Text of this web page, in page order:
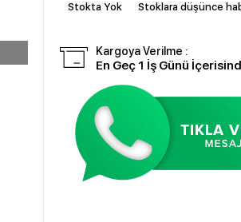
Stokta Yok Stoklara düşünce
Kargoya Verilme :
En Geç 1 İş Günü